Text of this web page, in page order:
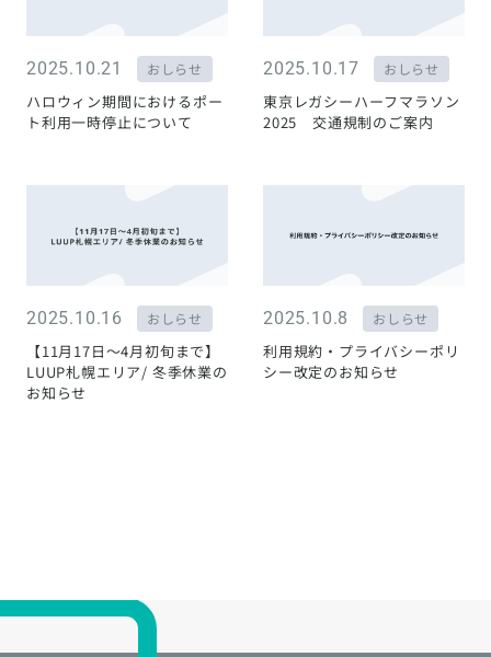
2025.10.21 おしらせ
ハロウィン期間におけるポー
ト利用一時停止について
2025.10.17 おしらせ
東京レガシーハーフマラソン
2025 交通規制のご案内
2025.10.16 おしらせ
【11月17日〜4月初旬まで】
LUUP札幌エリア/ 冬季休業の
お知らせ
2025.10.8 おしらせ
利用規約・プライバシーポリ
シー改定のお知らせ